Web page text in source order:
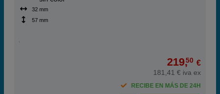
32 mm
57 mm
219,50 €
181,41 € iva ex
RECIBE EN MÁS DE 24H